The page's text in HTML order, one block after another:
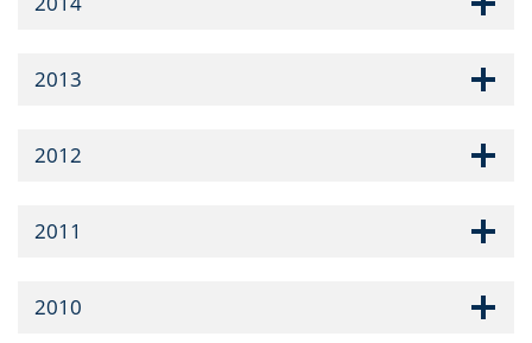
2013
2012
2011
2010